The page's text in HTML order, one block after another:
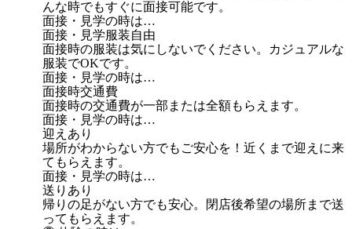
んな時でもすぐに面接可能です。
面接・見学の時は…
面接・見学服装自由
面接時の服装は気にしないでください。カジュアルな
服装でOKです。
面接・見学の時は…
面接時交通費
面接時の交通費が一部または全額もらえます。
面接・見学の時は…
迎えあり
場所がわからない方でもご安心を！近くまで迎えに来
てもらえます。
面接・見学の時は…
送りあり
帰りの足がない方でも安心。閉店後希望の場所まで送
ってもらえます。